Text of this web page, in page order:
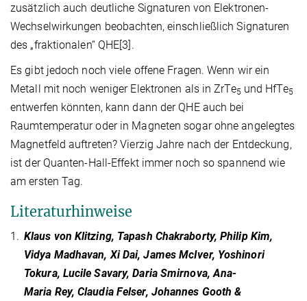
zusätzlich auch deutliche Signaturen von Elektronen-
Wechselwirkungen beobachten, einschließlich Signaturen
des „fraktionalen“ QHE[3].
Es gibt jedoch noch viele offene Fragen. Wenn wir ein
Metall mit noch weniger Elektronen als in ZrTe5 und HfTe5
entwerfen könnten, kann dann der QHE auch bei
Raumtemperatur oder in Magneten sogar ohne angelegtes
Magnetfeld auftreten? Vierzig Jahre nach der Entdeckung,
ist der Quanten-Hall-Effekt immer noch so spannend wie
am ersten Tag.
Literaturhinweise
1. Klaus von Klitzing, Tapash Chakraborty, Philip Kim,
Vidya Madhavan, Xi Dai, James McIver, Yoshinori
Tokura, Lucile Savary, Daria Smirnova, Ana-
Maria Rey, Claudia Felser, Johannes Gooth &